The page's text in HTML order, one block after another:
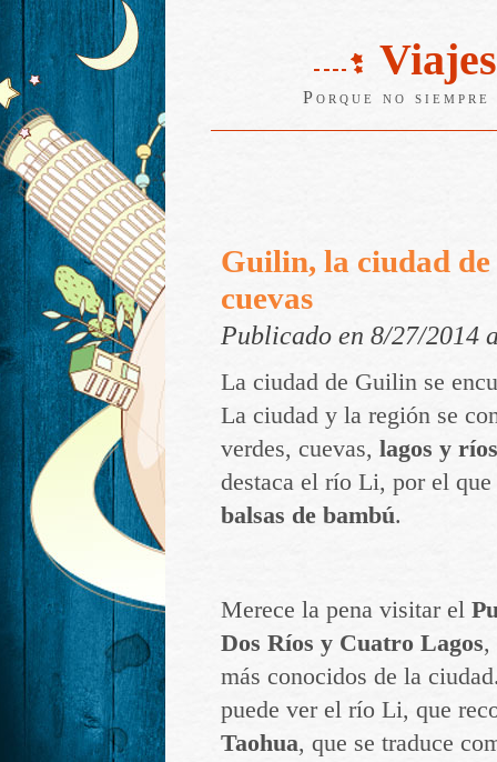
Porque no
Guilin, la ciudad de
cuevas
Publicado en 8/27/2014
La ciudad de Guilin se
La ciudad y la región se
verdes, cuevas, lagos y ríos
destaca el río Li, por el
balsas de bambú.
Merece la pena visitar el
Dos Ríos y Cuatro Lagos,
más conocidos de la
puede ver el río Li, que
Taohua, que se traduce